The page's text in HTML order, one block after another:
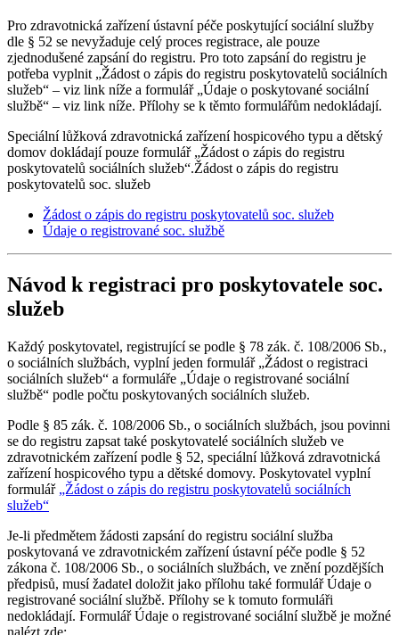
Pro zdravotnická zařízení ústavní péče poskytující sociální služby
dle § 52 se nevyžaduje celý proces registrace, ale pouze
zjednodušené zapsání do registru. Pro toto zapsání do registru je
potřeba vyplnit „Žádost o zápis do registru poskytovatelů sociálních
služeb“ – viz link níže a formulář „Údaje o poskytované sociální
službě“ – viz link níže. Přílohy se k těmto formulářům nedokládají.
Speciální lůžková zdravotnická zařízení hospicového typu a dětský
domov dokládají pouze formulář „Žádost o zápis do registru
poskytovatelů sociálních služeb“.Žádost o zápis do registru
poskytovatelů soc. služeb
Žádost o zápis do registru poskytovatelů soc. služeb
Údaje o registrované soc. službě
Návod k registraci pro poskytovatele soc.
služeb
Každý poskytovatel, registrující se podle § 78 zák. č. 108/2006 Sb.,
o sociálních službách, vyplní jeden formulář „Žádost o registraci
sociálních služeb“ a formuláře „Údaje o registrované sociální
službě“ podle počtu poskytovaných sociálních služeb.
Podle § 85 zák. č. 108/2006 Sb., o sociálních službách, jsou povinni
se do registru zapsat také poskytovatelé sociálních služeb ve
zdravotnickém zařízení podle § 52, speciální lůžková zdravotnická
zařízení hospicového typu a dětské domovy. Poskytovatel vyplní
formulář „Žádost o zápis do registru poskytovatelů sociálních
služeb“
Je-li předmětem žádosti zapsání do registru sociální služba
poskytovaná ve zdravotnickém zařízení ústavní péče podle § 52
zákona č. 108/2006 Sb., o sociálních službách, ve znění pozdějších
předpisů, musí žadatel doložit jako přílohu také formulář Údaje o
registrované sociální službě. Přílohy se k tomuto formuláři
nedokládají. Formulář Údaje o registrované sociální službě je možné
nalézt zde: